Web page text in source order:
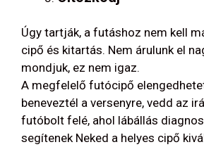
Úgy tartják, a futáshoz nem kell
cipő és kitartás. Nem árulunk el
mondjuk, ez nem igaz.
A megfelelő futócipő
beneveztél a versenyre, vedd az
futóbolt felé, ahol lábállás
segítenek Neked a helyes cipő